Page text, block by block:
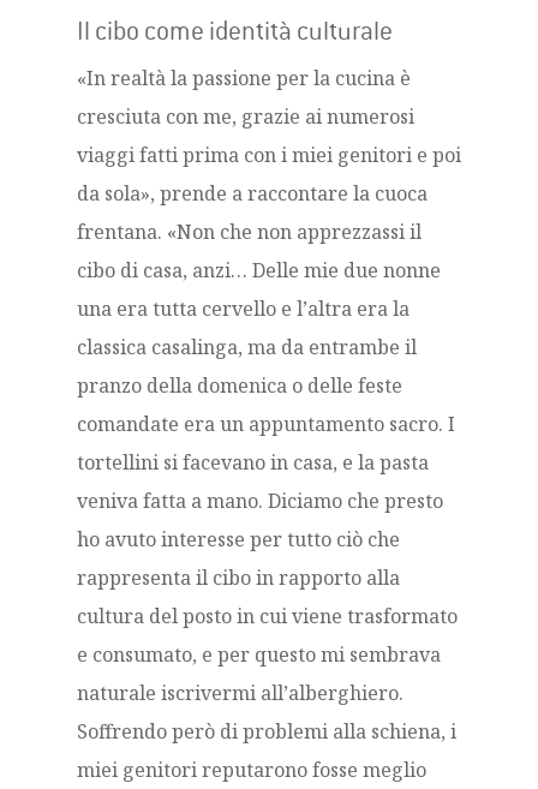
Il cibo come identità culturale
«In realtà la passione per la cucina è
cresciuta con me, grazie ai numerosi
viaggi fatti prima con i miei genitori e poi
da sola», prende a raccontare la cuoca
frentana. «Non che non apprezzassi il
cibo di casa, anzi… Delle mie due nonne
una era tutta cervello e l’altra era la
classica casalinga, ma da entrambe il
pranzo della domenica o delle feste
comandate era un appuntamento sacro. I
tortellini si facevano in casa, e la pasta
veniva fatta a mano. Diciamo che presto
ho avuto interesse per tutto ciò che
rappresenta il cibo in rapporto alla
cultura del posto in cui viene trasformato
e consumato, e per questo mi sembrava
naturale iscrivermi all’alberghiero.
Soffrendo però di problemi alla schiena, i
miei genitori reputarono fosse meglio